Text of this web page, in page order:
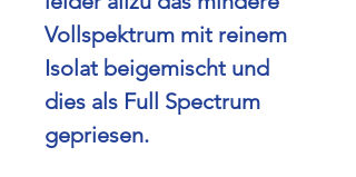
Vollspektrum mit reinem
Isolat beigemischt und
dies als Full Spectrum
gepriesen.